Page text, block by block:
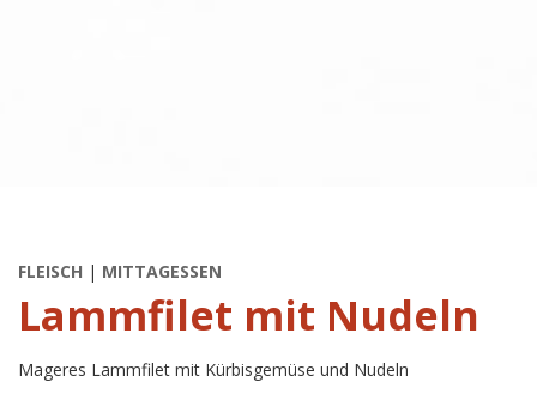
FLEISCH | MITTAGESSEN
Lammfilet mit Nudeln
Mageres Lammfilet mit Kürbisgemüse und Nudeln